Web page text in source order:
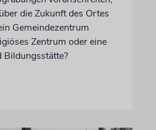
die Zukunft des Ortes
Gemeindezentrum
Zentrum oder eine
Bildungsstätte?